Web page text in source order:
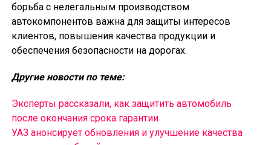
борьба с нелегальным производством
автокомпонентов важна для защиты интересов
клиентов, повышения качества продукции и
обеспечения безопасности на дорогах.
Другие новости по теме:
Эксперты рассказали, как защитить автомобиль
после окончания срока гарантии
УАЗ анонсирует обновления и улучшение качества